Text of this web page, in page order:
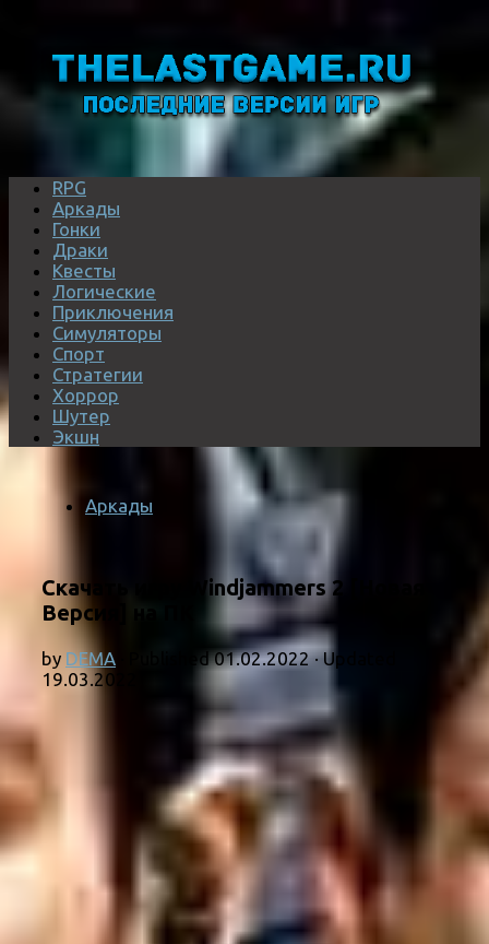
RPG
Аркады
Гонки
Драки
Квесты
Логические
Приключения
Симуляторы
Спорт
Стратегии
Хоррор
Шутер
Экшн
Аркады
Скачать игру Windjammers 2 [Новая
Версия] на ПК
by DEMA · Published01.02.2022· Updated
19.03.2022